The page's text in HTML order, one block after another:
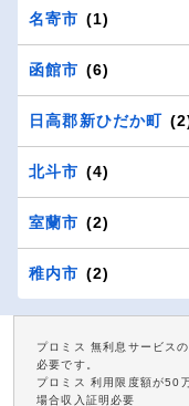
名寄市 (1)
函館市 (6)
日高郡新ひだか町
北斗市 (4)
室蘭市 (2)
稚内市 (2)
プロミス 無利息サービス
必要です。
プロミス 利用限度額が50
場合収入証明必要